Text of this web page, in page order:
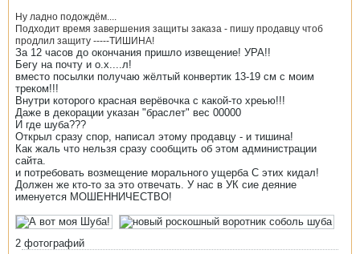
Ну ладно подождём....
Подходит время завершения защиты заказа - пишу продавцу чтоб
продлил защиту -----ТИШИНА!
За 12 часов до окончания пришло извещение! УРА!!
Бегу на почту и о.х....л!
вместо посылки получаю жёлтый конвертик 13-19 см с моим
треком!!!
Внутри которого красная верёвочка с какой-то хреью!!!
Даже в декорации указан "браслет" вес 00000
И где шуба???
Открыл сразу спор, написал этому продавцу - и тишина!
Как жаль что нельзя сразу сообщить об этом администрации
сайта.
и потребовать возмещение морального ущерба С этих кидал!
Должен же кто-то за это отвечать. У нас в УК сие деяние
именуется МОШЕННИЧЕСТВО!
2 фотографий